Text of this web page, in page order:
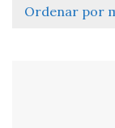
Ordenar por